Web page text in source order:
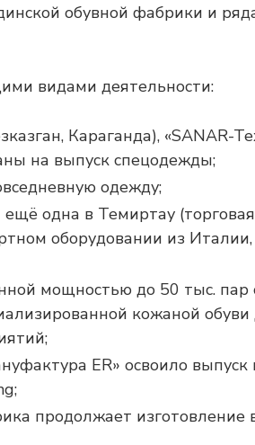
обувной фабрики и
видами деятельности:
Караганда), «SANAR-
на выпуск спецодежды;
одежду;
одна в Темиртау
оборудовании из
мощностью до 50 тыс. пар
кожаной обуви
ER» освоило выпуск
продолжает изготовление